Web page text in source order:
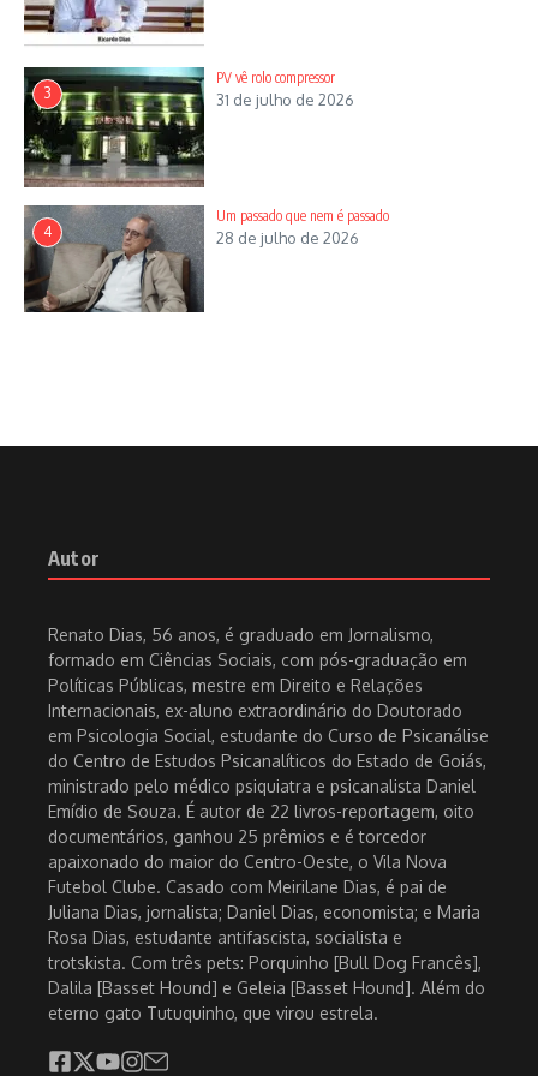
Renato Dias, 58 anos, é graduado em Jornalismo,
formado em Ciências Sociais, com pós-graduação em
Políticas Públicas, mestre em Direito e Relações
Internacionais, ex-aluno extraordinário do Doutorado
em Psicologia Social, ex-estudante do Curso de
Psicanálise do Centro de Estudos Psicanalíticos do
Estado de Goiás, ministrado pelo médico psiquiatra e
psicanalista Daniel Emídio de Souza. É autor de 30
livros-reportagem, oito documentários, ganhou 30
prêmios e é torcedor apaixonado do maior do Centro-
Oeste, o Vila Nova Futebol Clube. Casado com
Meirilane Dias, é pai de Juliana Dias, jornalista; Daniel
Dias, economista; e Maria Rosa Dias, estudante
antifascista, socialista e trotskista. Com três pets:
Porquinho [Bull Dog Francês], Dalila [Basset Hound] e
Geleia [Basset Hound]. Além do eterno gato
Tutuquinho, que virou estrela.
3
PV vê rolo compressor
31 de julho de 2026
4
Um passado que nem é passado
28 de julho de 2026
Autor
Renato Dias, 56 anos, é graduado em Jornalismo,
formado em Ciências Sociais, com pós-graduação em
Políticas Públicas, mestre em Direito e Relações
Internacionais, ex-aluno extraordinário do Doutorado
em Psicologia Social, estudante do Curso de Psicanálise
do Centro de Estudos Psicanalíticos do Estado de Goiás,
ministrado pelo médico psiquiatra e psicanalista Daniel
Emídio de Souza. É autor de 22 livros-reportagem, oito
documentários, ganhou 25 prêmios e é torcedor
apaixonado do maior do Centro-Oeste, o Vila Nova
Futebol Clube. Casado com Meirilane Dias, é pai de
Juliana Dias, jornalista; Daniel Dias, economista; e Maria
Rosa Dias, estudante antifascista, socialista e
trotskista. Com três pets: Porquinho [Bull Dog Francês],
Dalila [Basset Hound] e Geleia [Basset Hound]. Além do
eterno gato Tutuquinho, que virou estrela.